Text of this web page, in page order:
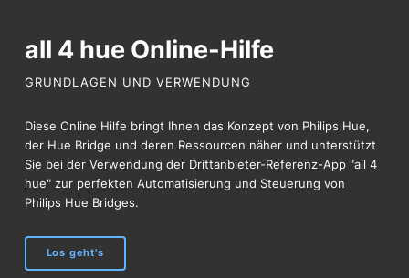
all 4 hue Online-Hilfe
GRUNDLAGEN UND VERWENDUNG
Diese Online Hilfe bringt Ihnen das Konzept von Philips Hue,
der Hue Bridge und deren Ressourcen näher und unterstützt
Sie bei der Verwendung der Drittanbieter-Referenz-App "all 4
hue" zur perfekten Automatisierung und Steuerung von
Philips Hue Bridges.
Los geht's